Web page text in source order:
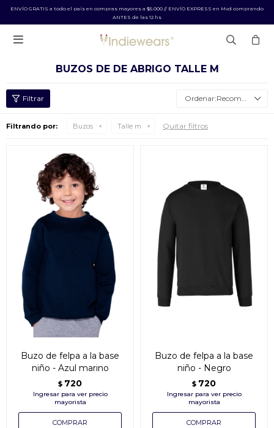
ENVÍO GRATIS a todo el país en compras mayores a $5.000 // ENVÍO EXPRESS en Mvd comprando
ANTES de las 12 hs

BUZOS DE DE ABRIGO TALLE M
Recomendados
Filtrando por: Buzos Talle m Quitar filtros
Buzo de felpa a la base
niño - Azul marino
$ 720
Buzo de felpa a la base
niño - Negro
$ 720